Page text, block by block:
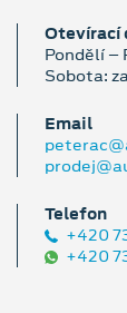
Otevírací
Pondělí –
Sobota:
Email
Telefon
+420
+420